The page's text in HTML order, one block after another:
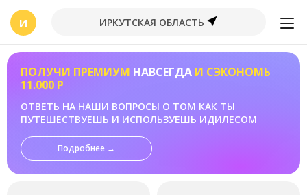
И ИРКУТСКАЯ ОБЛАСТЬ
ПОЛУЧИ ПРЕМИУМ НАВСЕГДА И СЭКОНОМЬ
11.000 Р
ОТВЕТЬ НА НАШИ ВОПРОСЫ О ТОМ КАК ТЫ
ПУТЕШЕСТВУЕШЬ И ИСПОЛЬЗУЕШЬ ИДИЛЕСОМ
Подробнее →